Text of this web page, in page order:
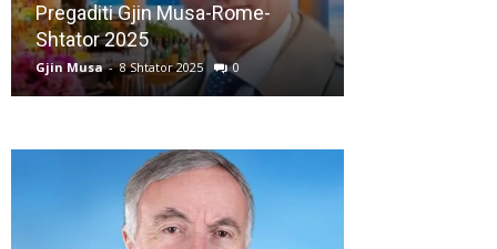
Pregaditi Gjin Musa-Rome-
Shtator 2025
Gjin Musa - 8 Shtator 2025 0